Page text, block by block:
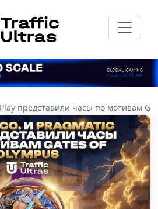
представили часы по мотивам